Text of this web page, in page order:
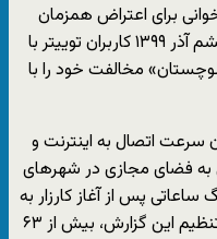
برای اعتراض همزمان
مطرح شد و سرانجام عصر پنجشنبه ششم آذر ۱۳۹۹ کاربران توییتر با
مخالفت خود را با
سرعت اتصال به اینترنت و
فضای مجازی در شهرهای
پس از آغاز کارزار به
ترند نخست ایران تبدیل شد و تا لحظه تنظیم این گزارش، بیش از ۶۳